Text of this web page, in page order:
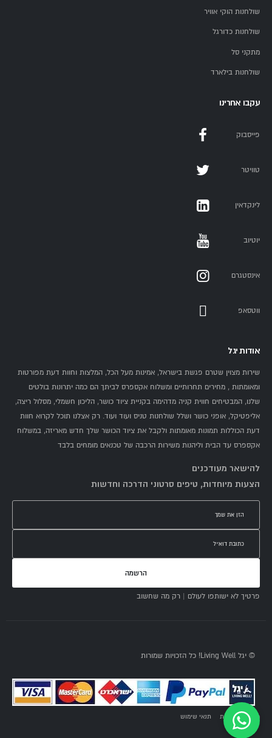
שולחנות הוקי אוויר
שולחנות כדורגל
מתקני סל
שולחנות בילארד
עקבו אחרינו
פייסבוק
טוויטר
לינקדאין
יוטיוב
אינסטגרם
ווטסאפ
אודות יגל
שירות מצוין שטרם פגשת בישראל, אמינות מעל הכל, המלצות וחוות דעת מפורטות
ומאומתות , מחירים תחרותיים ומשלוח אקספרס לביתך הם כמה יתרונות בולטים
שלנו, המבטיחים חווית קניה מדהימה בקניית ציוד כושר, הליכון חשמלי, מסלול ריצה,
אליפטיקל, אופני כושר ושלל שולחנות טניס ועוד ועוד. רק אצלנו תוכל לקרוא חוות
דעת הכוללות תמונות מאומתות ולקבל את ציוד הכושר שלך חדש מאריזה, במשלוח
אקספרס עד הבית וליהנות משירות הרכבה של טכנאים מומחים בלבד
להישאר מעודכנים
הצעות מיוחדות, טיפים סרטוני הדרכה וחדשות
הרשמה
פרטיך לא ישותפו לעולם | רק מה שחשוב
מדיניות פרטיות תנאי שימוש
© יגל Living Well! כל הזכויות שמורות